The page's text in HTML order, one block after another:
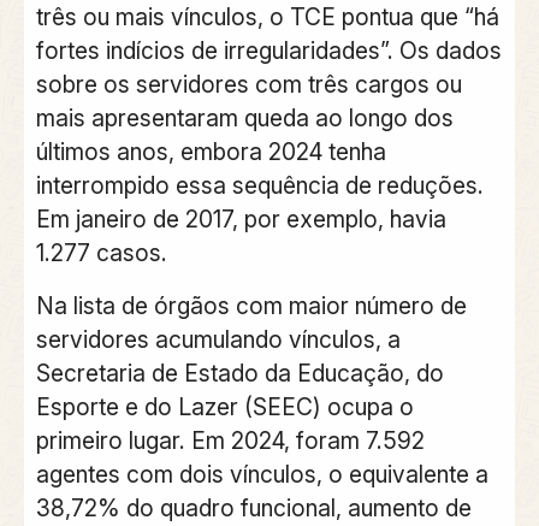
três ou mais vínculos, o TCE pontua que “há
fortes indícios de irregularidades”. Os dados
sobre os servidores com três cargos ou
mais apresentaram queda ao longo dos
últimos anos, embora 2024 tenha
interrompido essa sequência de reduções.
Em janeiro de 2017, por exemplo, havia
1.277 casos.
Na lista de órgãos com maior número de
servidores acumulando vínculos, a
Secretaria de Estado da Educação, do
Esporte e do Lazer (SEEC) ocupa o
primeiro lugar. Em 2024, foram 7.592
agentes com dois vínculos, o equivalente a
38,72% do quadro funcional, aumento de